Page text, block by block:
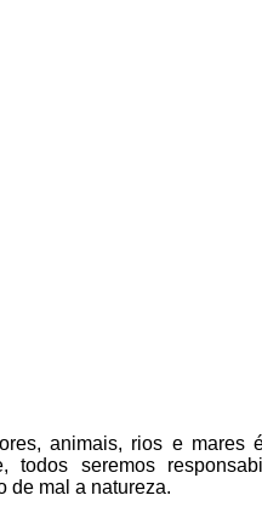
animais, rios e mares
todos seremos
de mal a natureza.